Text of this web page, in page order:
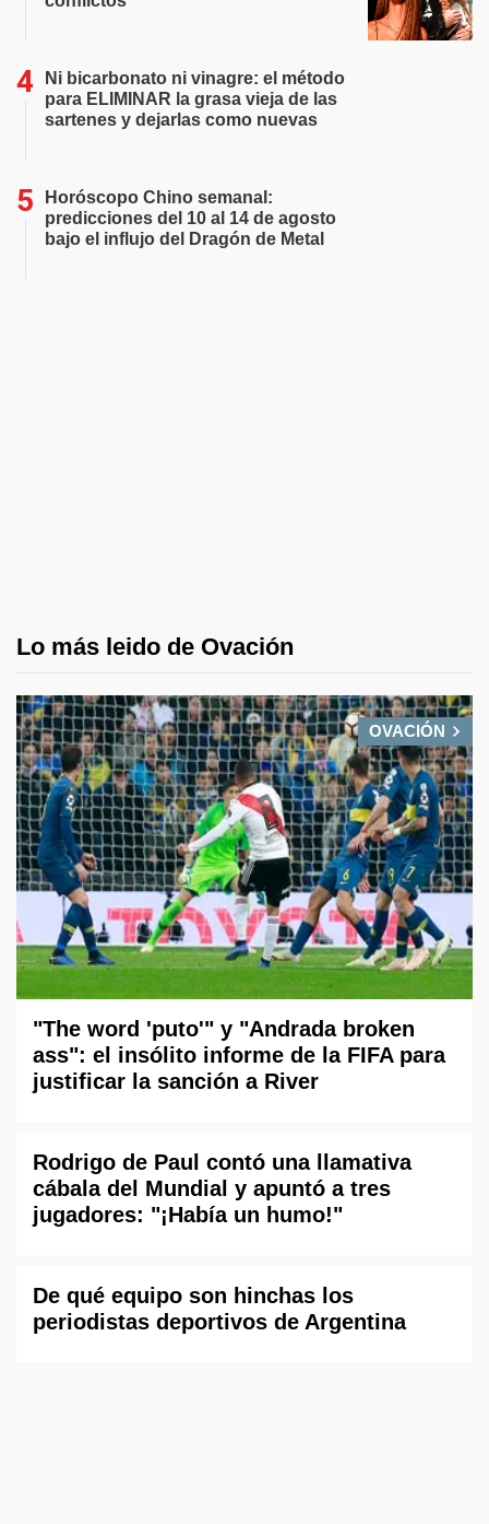
Ni bicarbonato ni vinagre: el método
para ELIMINAR la grasa vieja de las
sartenes y dejarlas como nuevas
Horóscopo Chino semanal:
predicciones del 10 al 14 de agosto
bajo el influjo del Dragón de Metal
Lo más leido de Ovación
OVACIÓN
"The word 'puto'" y "Andrada broken
ass": el insólito informe de la FIFA para
justificar la sanción a River
Rodrigo de Paul contó una llamativa
cábala del Mundial y apuntó a tres
jugadores: "¡Había un humo!"
De qué equipo son hinchas los
periodistas deportivos de Argentina